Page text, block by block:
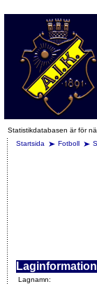
Statistikdatabasen är för
Startsida
Fotboll
Laginformation
Lagnamn: